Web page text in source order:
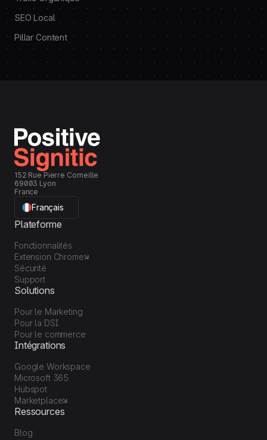
SEO Local
Pillar Content
152 Rue Pierre Corneille
69003 Lyon
France
Français
Plateforme
Fonctionnalités
Extension Chrome
Sécurité
Support
Solutions
Pour le Marketing
Pour la DSI
Pour le commerce
Intégrations
Google Workspace
Microsoft 365
Hubspot
Marketplace
Ressources
Blog